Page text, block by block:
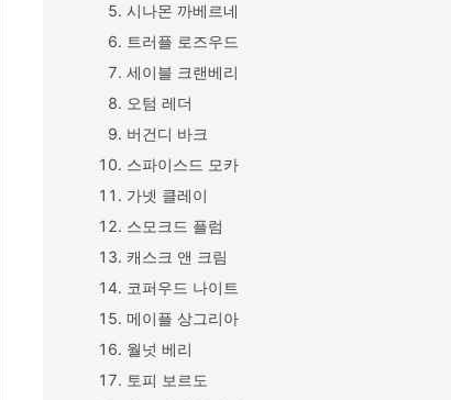
시나몬 까베르네
트러플 로즈우드
세이블 크랜베리
오텀 레더
버건디 바크
스파이스드 모카
가넷 클레이
스모크드 플럼
캐스크 앤 크림
코퍼우드 나이트
메이플 상그리아
월넛 베리
토피 보르도